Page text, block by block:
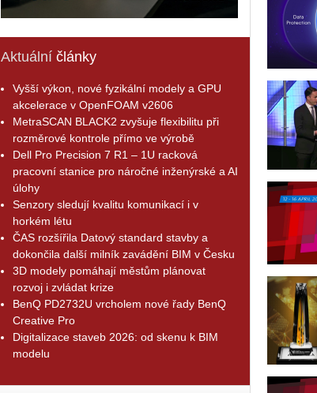
Aktuální články
Vyšší výkon, nové fyzikální modely a GPU
akcelerace v OpenFOAM v2606
MetraSCAN BLACK2 zvyšuje flexibilitu při
rozměrové kontrole přímo ve výrobě
Dell Pro Precision 7 R1 – 1U racková
pracovní stanice pro náročné inženýrské a AI
úlohy
Senzory sledují kvalitu komunikací i v
horkém létu
ČAS rozšířila Datový standard stavby a
dokončila další milník zavádění BIM v Česku
3D modely pomáhají městům plánovat
rozvoj i zvládat krize
BenQ PD2732U vrcholem nové řady BenQ
Creative Pro
Digitalizace staveb 2026: od skenu k BIM
modelu